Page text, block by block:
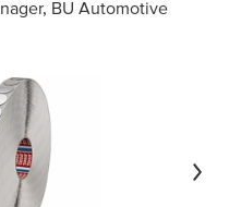
BU Automotive